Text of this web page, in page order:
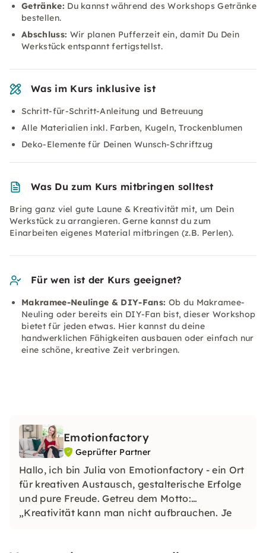
Getränke: Du kannst während des Workshops Getränke
bestellen.
Abschluss: Wir planen Pufferzeit ein, damit Du Dein
Werkstück entspannt fertigstellst.
Was im Kurs inklusive ist
Schritt-für-Schritt-Anleitung und Betreuung
Alle Materialien inkl. Farben, Kugeln, Trockenblumen
Deko-Elemente für Deinen Wunsch-Schriftzug
Was Du zum Kurs mitbringen solltest
Bring ganz viel gute Laune & Kreativität mit, um Dein
Werkstück zu arrangieren. Gerne kannst du zum
Einarbeiten eigenes Material mitbringen (z.B. Perlen).
Für wen ist der Kurs geeignet?
Makramee-Neulinge & DIY-Fans: Ob du Makramee-
Neuling oder bereits ein DIY-Fan bist, dieser Workshop
bietet für jeden etwas. Hier kannst du deine
handwerklichen Fähigkeiten ausbauen oder einfach nur
eine schöne, kreative Zeit verbringen.
Emotionfactory
Geprüfter Partner
Hallo, ich bin Julia von Emotionfactory - ein Ort
für kreativen Austausch, gestalterische Erfolge
und pure Freude. Getreu dem Motto:
„Kreativität kann man nicht aufbrauchen. Je